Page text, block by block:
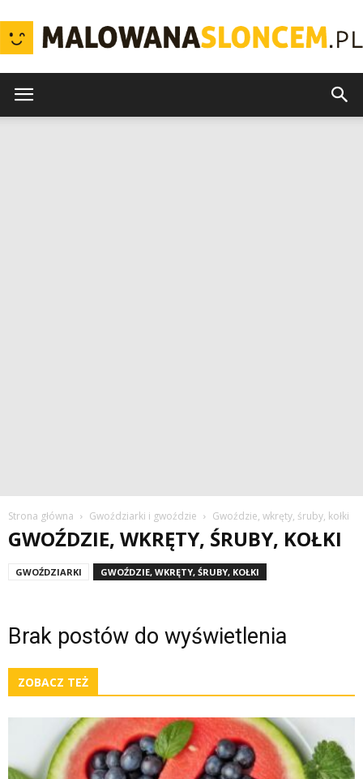
Strona główna Gwoździarki i gwoździe Gwoździe, wkręty, śruby, kołki
GWOŹDZIE, WKRĘTY, ŚRUBY, KOŁKI
GWOŹDZIARKI GWOŹDZIE, WKRĘTY, ŚRUBY, KOŁKI
Brak postów do wyświetlenia
ZOBACZ TEŻ